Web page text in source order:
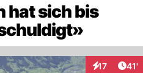
hat sich bis
17
Interaktionen
41'